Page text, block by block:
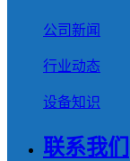
公司新闻
行业动态
设备知识
联系我们